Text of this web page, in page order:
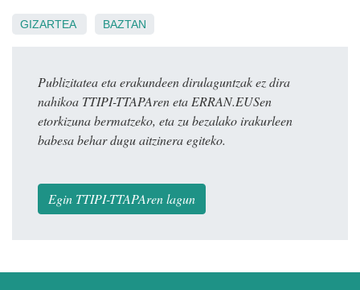
GIZARTEA BAZTAN
Publizitatea eta erakundeen dirulaguntzak ez dira
nahikoa TTIPI-TTAPAren eta ERRAN.EUSen
etorkizuna bermatzeko, eta zu bezalako irakurleen
babesa behar dugu aitzinera egiteko.
Egin TTIPI-TTAPAren lagun